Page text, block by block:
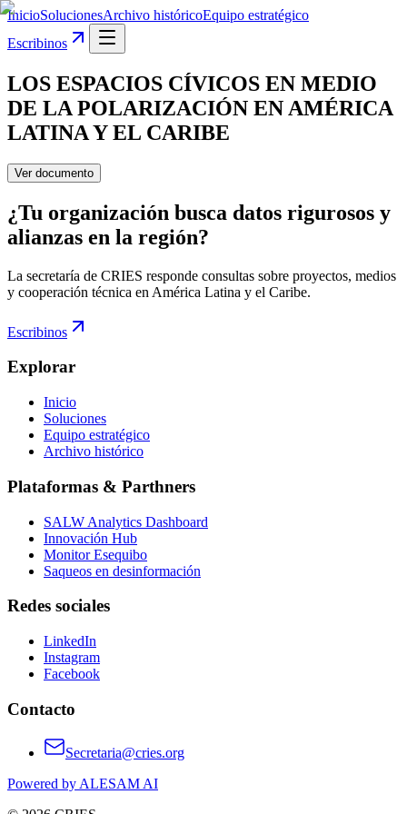
InicioSolucionesArchivo históricoEquipo estratégico
Escribinos
LOS ESPACIOS CÍVICOS EN MEDIO
DE LA POLARIZACIÓN EN AMÉRICA
LATINA Y EL CARIBE
Ver documento
¿Tu organización busca datos rigurosos y
alianzas en la región?
La secretaría de CRIES responde consultas sobre proyectos, medios
y cooperación técnica en América Latina y el Caribe.
Escribinos
Explorar
Inicio
Soluciones
Equipo estratégico
Archivo histórico
Plataformas & Parthners
SALW Analytics Dashboard
Innovación Hub
Monitor Esequibo
Saqueos en desinformación
Redes sociales
LinkedIn
Instagram
Facebook
Contacto
Secretaria@cries.org
Powered by ALESAM AI